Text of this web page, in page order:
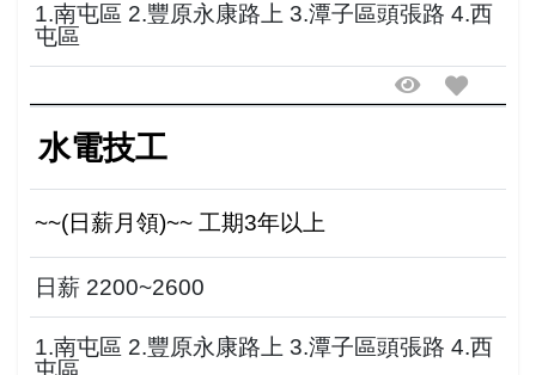
1.南屯區 2.豐原永康路上 3.潭子區頭張路 4.西
屯區
水電技工
~~(日薪月領)~~ 工期3年以上
日薪 2200~2600
1.南屯區 2.豐原永康路上 3.潭子區頭張路 4.西